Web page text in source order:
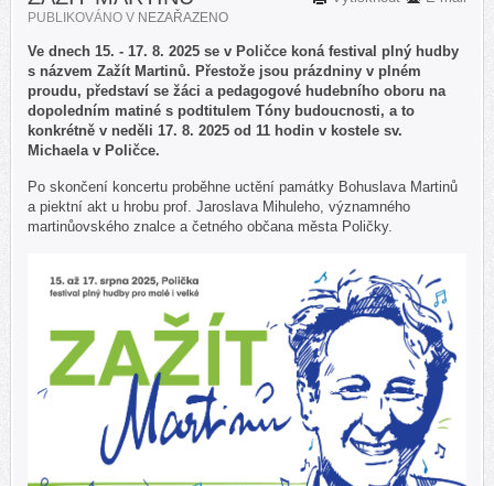
PUBLIKOVÁNO V NEZAŘAZENO
Ve dnech 15. - 17. 8. 2025 se v Poličce koná festival plný hudby
s názvem Zažít Martinů. Přestože jsou prázdniny v plném
proudu, představí se žáci a pedagogové hudebního oboru na
dopoledním matiné s podtitulem Tóny budoucnosti, a to
konkrétně v neděli 17. 8. 2025 od 11 hodin v kostele sv.
Michaela v Poličce.
Po skončení koncertu proběhne uctění památky Bohuslava Martinů
a piektní akt u hrobu prof. Jaroslava Mihuleho, významného
martinůovského znalce a četného občana města Poličky.